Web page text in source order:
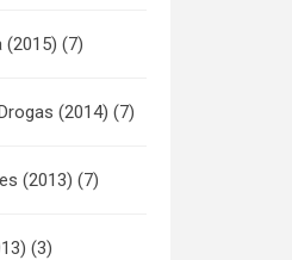
(2015) (7)
(2014) (7)
(2013) (7)
(3)